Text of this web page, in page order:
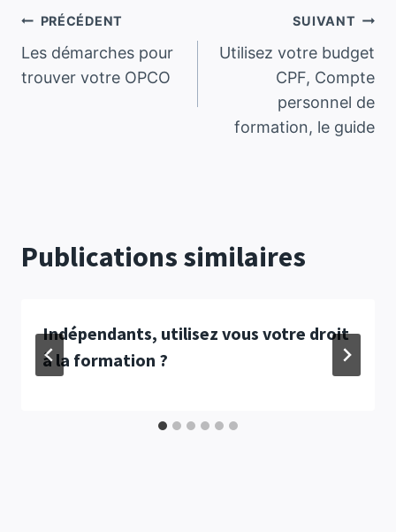
Navigation
de
PRÉCÉDENT
Les démarches pour
trouver votre OPCO
SUIVANT
Utilisez votre budget
CPF, Compte
personnel de
formation, le guide
Publications similaires
Indépendants, ​utilisez vous votre droit
à la formation ?